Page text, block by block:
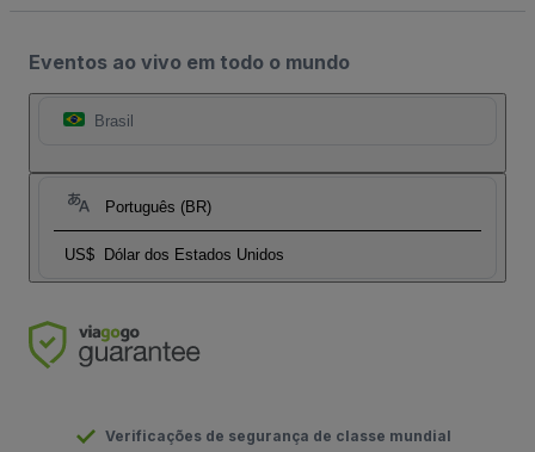
Eventos ao vivo em todo o mundo
Brasil
Português (BR)
US$ Dólar dos Estados Unidos
Verificações de segurança de classe mundial